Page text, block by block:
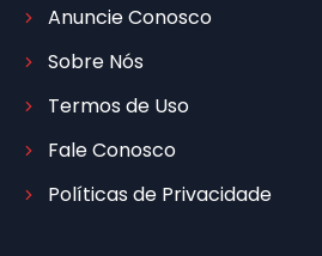
Anuncie Conosco
Sobre Nós
Termos de Uso
Fale Conosco
Políticas de Privacidade